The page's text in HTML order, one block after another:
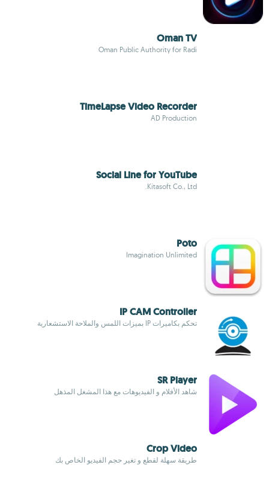
Oman TV
Oman Public Authority for Radi
TimeLapse Video Recorder
AD Production
Social Line for YouTube
Kitasoft Co., Ltd.
Poto
Imagination Unlimited
IP CAM Controller
تحكم بكاميرات IP بميزات اللمس والملاحة الاستشعارية
SR Player
شاهد الأفلام و الفيديوهات مع هذا المشغل المذهل
Crop Video
طريقة سهلة لقطع و تغير حجم الفيديو الخاص بك